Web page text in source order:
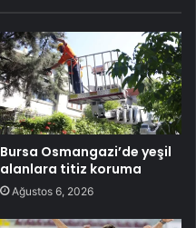
Bursa Osmangazi’de yeşil
alanlara titiz koruma
Ağustos 6, 2026